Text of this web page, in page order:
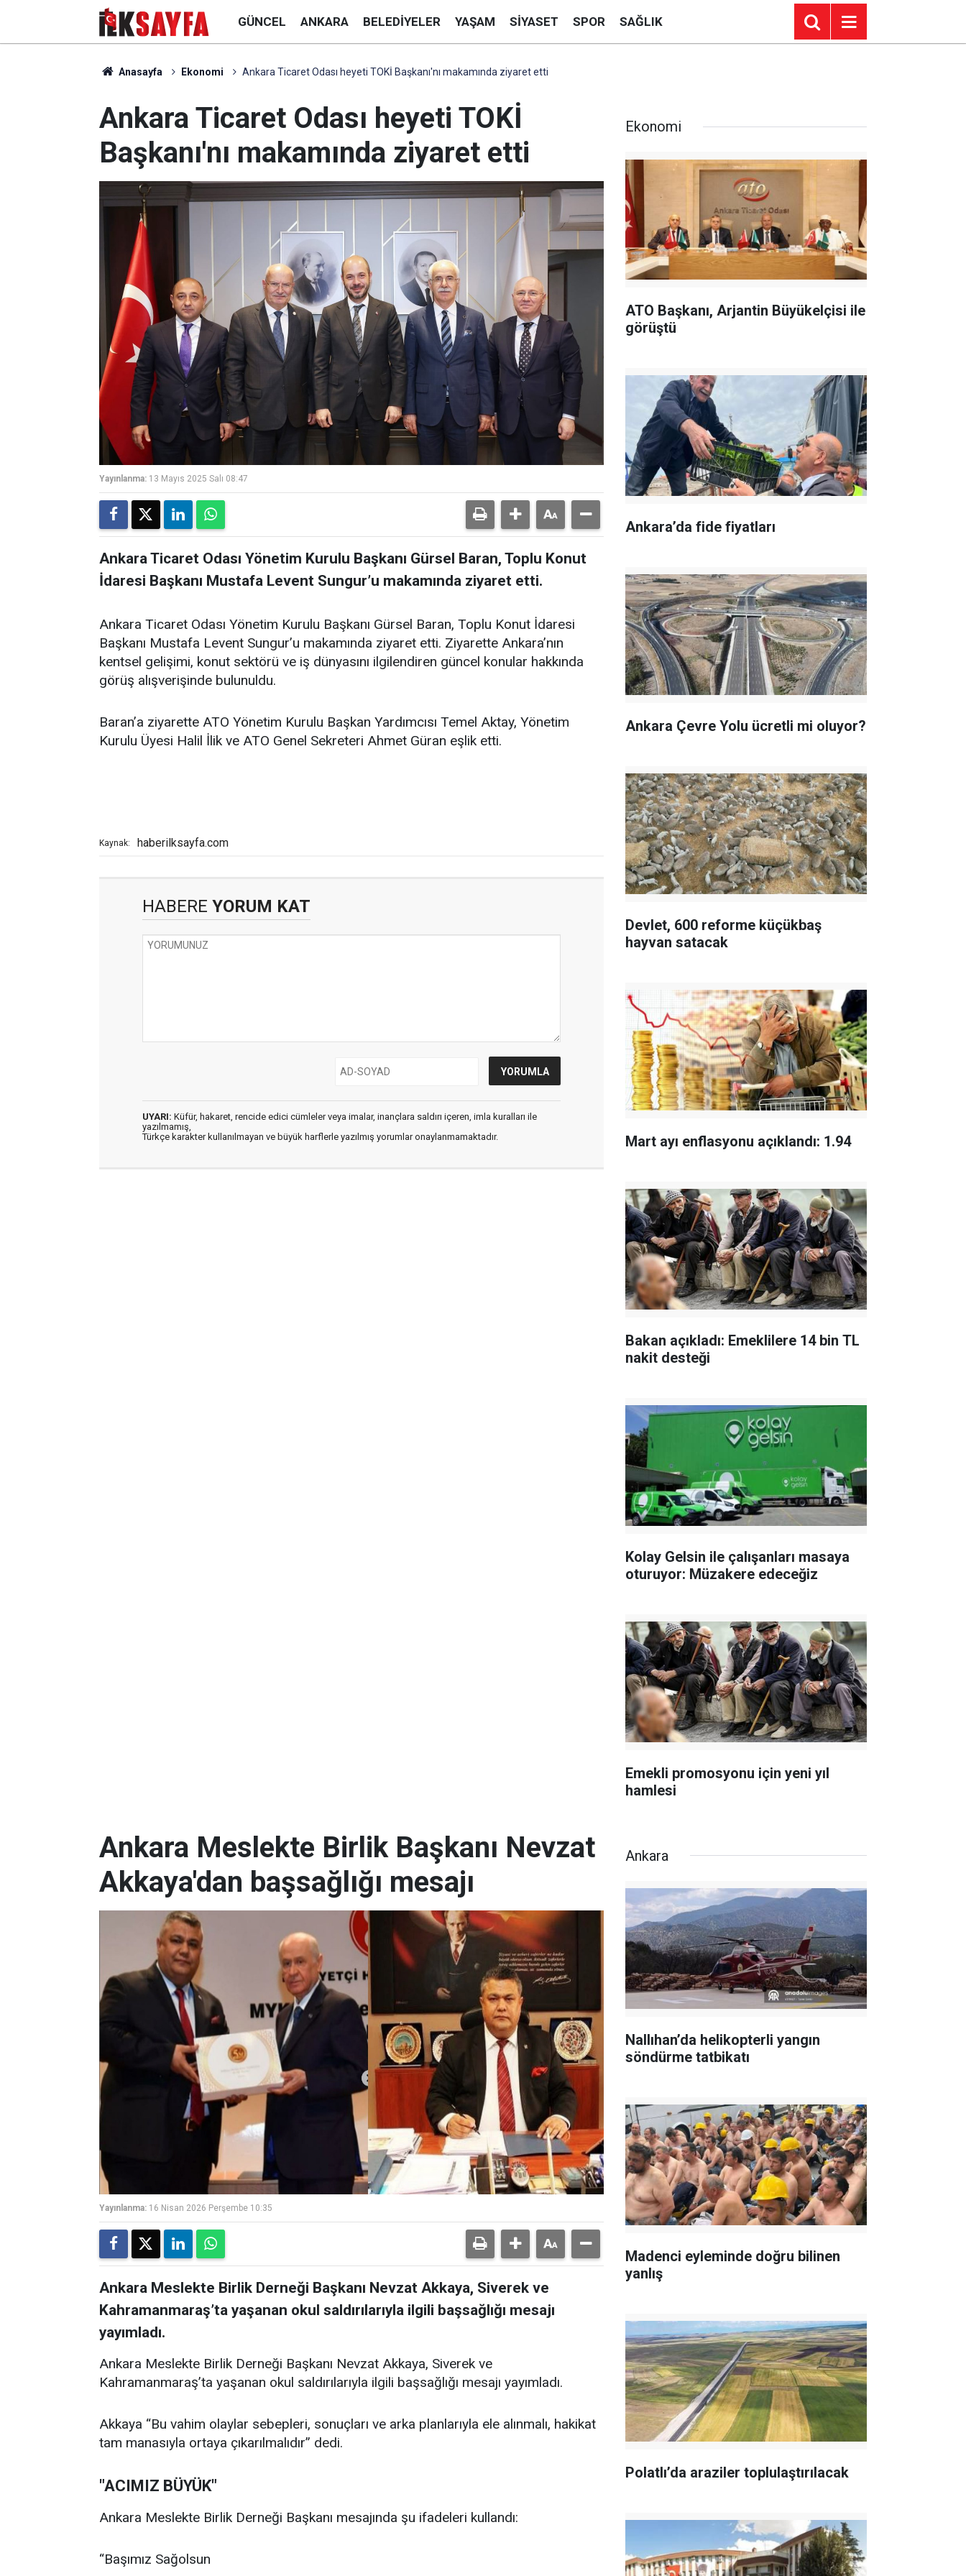
GÜNCEL ANKARA BELEDIYELER YAŞAM SIYASET SPOR SAĞLIK
Anasayfa Ekonomi Ankara Ticaret Odası heyeti TOKİ Başkanı'nı makamında ziyaret etti
Ankara Ticaret Odası heyeti TOKİ
Başkanı'nı makamında ziyaret etti
Yayınlanma: 13 Mayıs 2025 Salı 08:47
Ankara Ticaret Odası Yönetim Kurulu Başkanı Gürsel Baran, Toplu Konut
İdaresi Başkanı Mustafa Levent Sungur’u makamında ziyaret etti.
Ankara Ticaret Odası Yönetim Kurulu Başkanı Gürsel Baran, Toplu Konut İdaresi
Başkanı Mustafa Levent Sungur’u makamında ziyaret etti. Ziyarette Ankara’nın
kentsel gelişimi, konut sektörü ve iş dünyasını ilgilendiren güncel konular hakkında
görüş alışverişinde bulunuldu.
Baran’a ziyarette ATO Yönetim Kurulu Başkan Yardımcısı Temel Aktay, Yönetim
Kurulu Üyesi Halil İlik ve ATO Genel Sekreteri Ahmet Güran eşlik etti.
Kaynak: haberilksayfa.com
HABERE YORUM KAT
UYARI: Küfür, hakaret, rencide edici cümleler veya imalar, inançlara saldırı içeren, imla kuralları ile
yazılmamış,
Türkçe karakter kullanılmayan ve büyük harflerle yazılmış yorumlar onaylanmamaktadır.
Ekonomi
ATO Başkanı, Arjantin Büyükelçisi ile
görüştü
Ankara’da fide fiyatları
Ankara Çevre Yolu ücretli mi oluyor?
Devlet, 600 reforme küçükbaş
hayvan satacak
Mart ayı enflasyonu açıklandı: 1.94
Bakan açıkladı: Emeklilere 14 bin TL
nakit desteği
Kolay Gelsin ile çalışanları masaya
oturuyor: Müzakere edeceğiz
Emekli promosyonu için yeni yıl
hamlesi
Ankara Meslekte Birlik Başkanı Nevzat
Akkaya'dan başsağlığı mesajı
Yayınlanma: 16 Nisan 2026 Perşembe 10:35
Ankara Meslekte Birlik Derneği Başkanı Nevzat Akkaya, Siverek ve
Kahramanmaraş’ta yaşanan okul saldırılarıyla ilgili başsağlığı mesajı
yayımladı.
Ankara Meslekte Birlik Derneği Başkanı Nevzat Akkaya, Siverek ve
Kahramanmaraş’ta yaşanan okul saldırılarıyla ilgili başsağlığı mesajı yayımladı.
Akkaya “Bu vahim olaylar sebepleri, sonuçları ve arka planlarıyla ele alınmalı, hakikat
tam manasıyla ortaya çıkarılmalıdır” dedi.
"ACIMIZ BÜYÜK"
Ankara Meslekte Birlik Derneği Başkanı mesajında şu ifadeleri kullandı:
“Başımız Sağolsun
Ankara
Nallıhan’da helikopterli yangın
söndürme tatbikatı
Madenci eyleminde doğru bilinen
yanlış
Polatlı’da araziler toplulaştırılacak